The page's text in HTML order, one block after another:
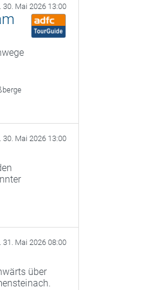
30. Mai 2026 13:00
30. Mai 2026 13:00
31. Mai 2026 08:00
über